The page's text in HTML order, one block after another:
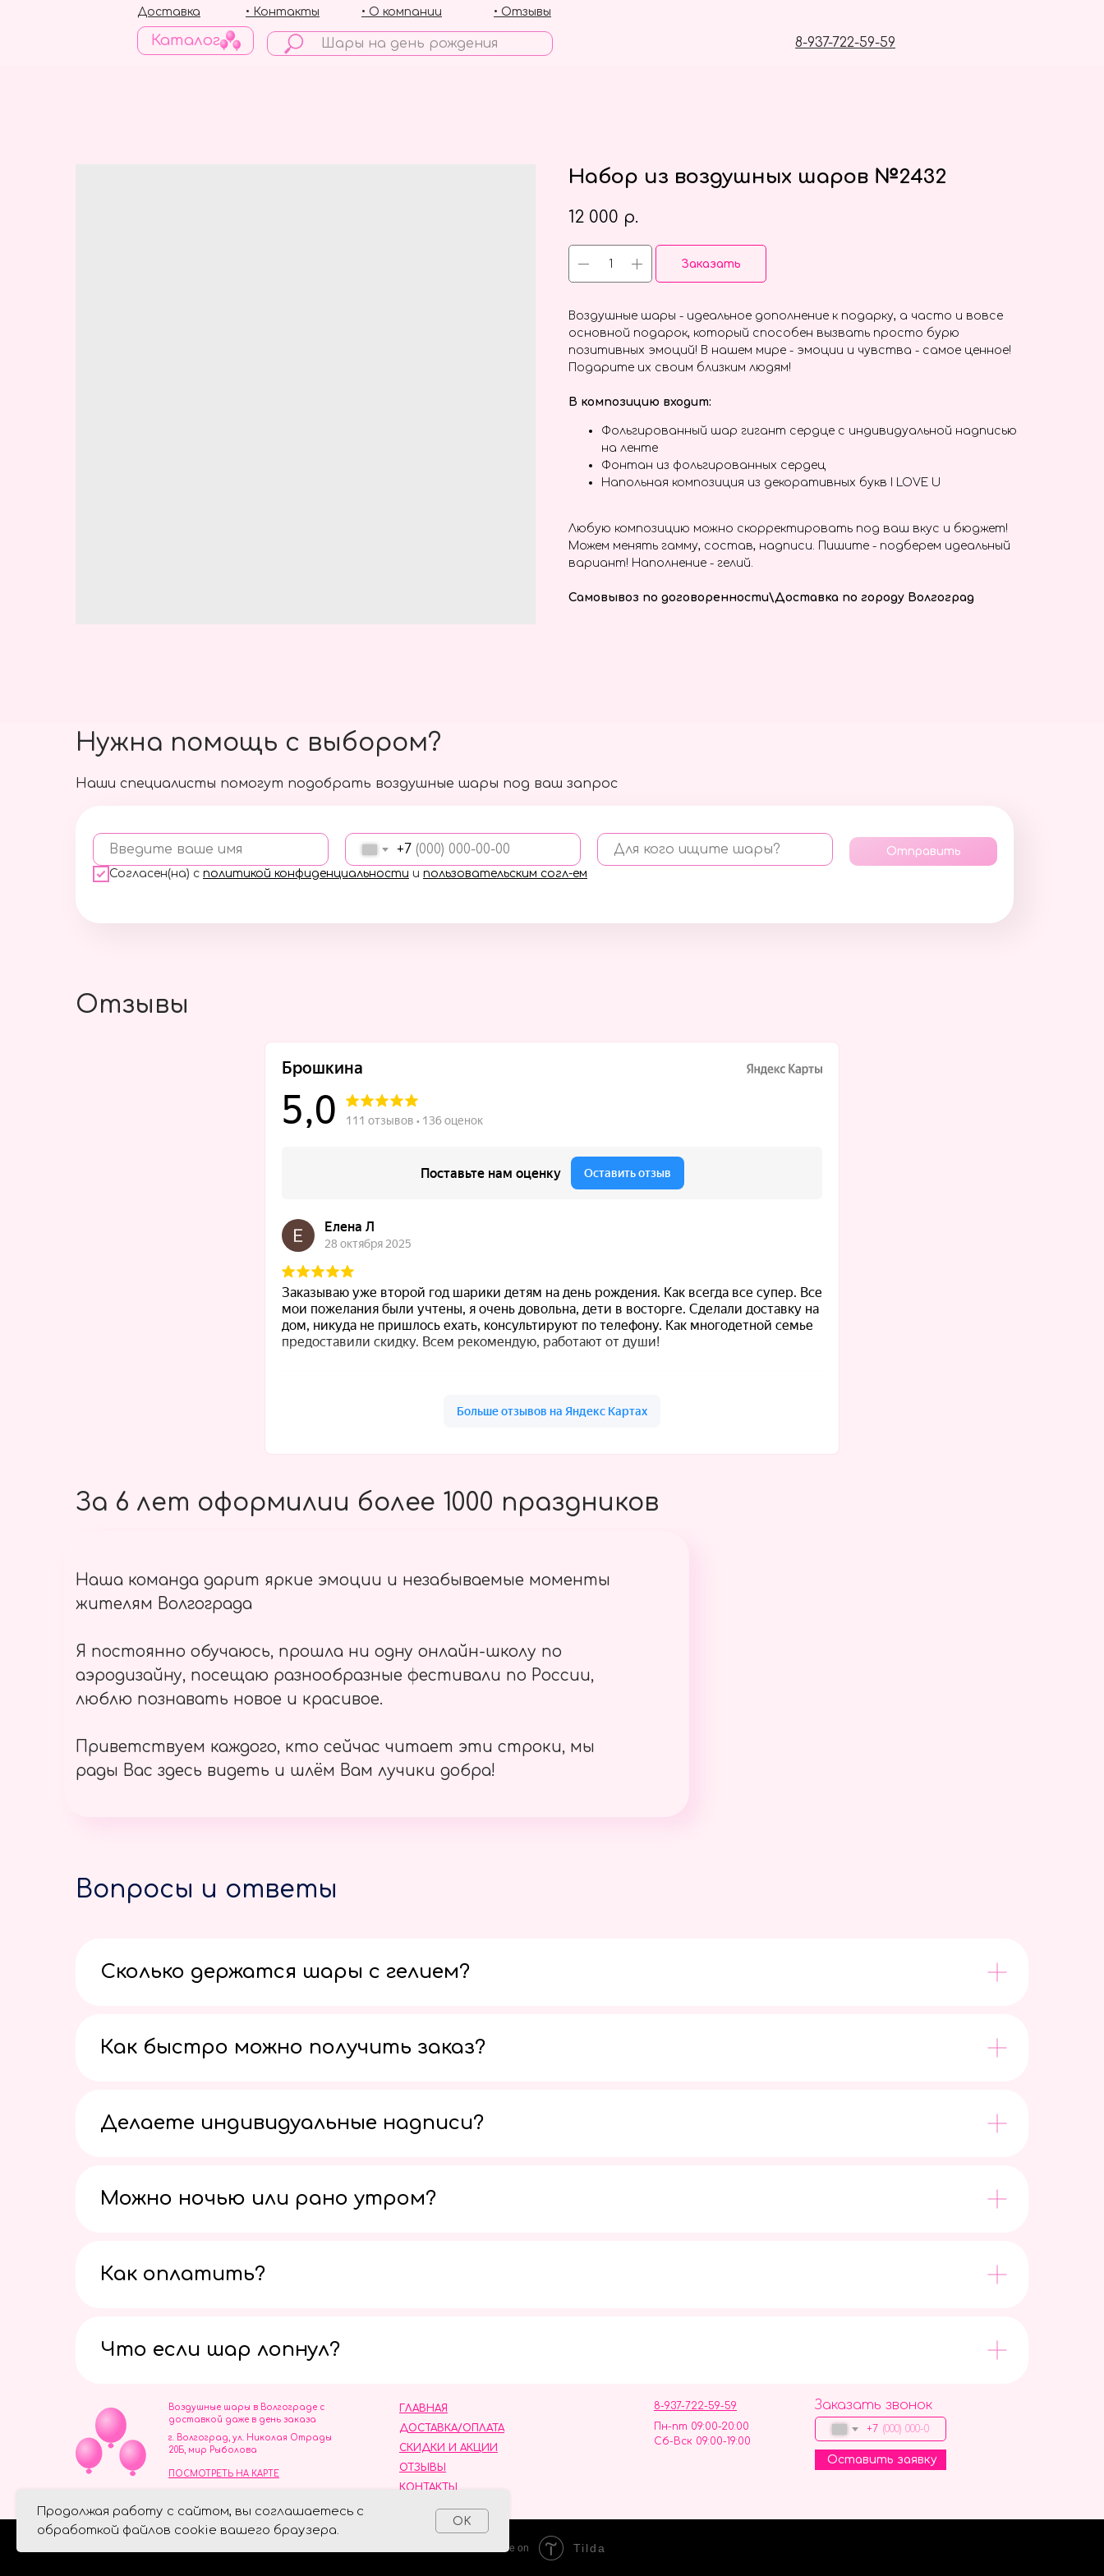
Каталог 8-937-722-59-59
• Отзывы
• О компании
• Контакты
Доставка
Набор из воздушных шаров №2432
12 000 р.
Заказать
Воздушные шары - идеальное дополнение к подарку, а часто и вовсе
основной подарок, который способен вызвать просто бурю
позитивных эмоций! В нашем мире - эмоции и чувства - самое ценное!
Подарите их своим близким людям!
В композицию входит:
Фольгированный шар гигант сердце с индивидуальной надписью
на ленте
Фонтан из фольгированных сердец
Напольная композиция из декоративных букв I LOVE U
Любую композицию можно скорректировать под ваш вкус и бюджет!
Можем менять гамму, состав, надписи. Пишите - подберем идеальный
вариант! Наполнение - гелий.
Самовывоз по договоренности\Доставка по городу Волгоград
Наши специалисты помогут подобрать воздушные шары под ваш запрос
Введите ваше имя +7 Для кого ищите шары?
Согласен(на) с политикой конфиденциальности и пользовательским согл-ем
Отправить
Нужна помощь с выбором?
Продолжая работу с сайтом, вы соглашаетесь с
обработкой файлов cookie вашего браузера.
OK
Отзывы
За 6 лет оформилии более 1000 праздников
Наша команда дарит яркие эмоции и незабываемые моменты
жителям Волгограда
Я постоянно обучаюсь, прошла ни одну онлайн-школу по
аэродизайну, посещаю разнообразные фестивали по России,
люблю познавать новое и красивое.
Приветствуем каждого, кто сейчас читает эти строки, мы
рады Вас здесь видеть и шлём Вам лучики добра!
Вопросы и ответы
Сколько держатся шары с гелием?
Как быстро можно получить заказ?
Делаете индивидуальные надписи?
Можно ночью или рано утром?
Как оплатить?
Что если шар лопнул?
ОТЗЫВЫ
ГЛАВНАЯ
ДОСТАВКА/ОПЛАТА
СКИДКИ И АКЦИИ
КОНТАКТЫ
8-937-722-59-59
Пн-пт 09:00-20:00
Сб-Вск 09:00-19:00
Воздушные шары в Волгограде с
доставкой даже в день заказа
Заказать звонок
+7
Оставить заявку
г. Волгоград, ул. Николая Отрады
20Б, мир Рыболова
ПОСМОТРЕТЬ НА КАРТЕ
ИНН 344110093739
Политика обработки персональных данных
Made on Tilda